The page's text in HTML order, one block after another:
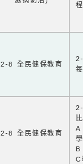
2-8 全民健保教育
2-8 全民健保教育
A
B
C